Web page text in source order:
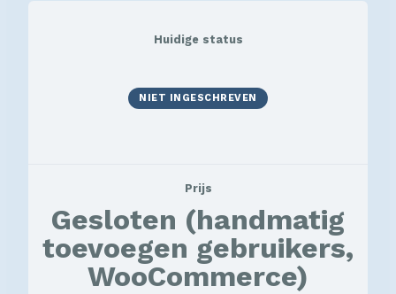
Huidige status
NIET INGESCHREVEN
Prijs
Gesloten (handmatig
toevoegen gebruikers,
WooCommerce)